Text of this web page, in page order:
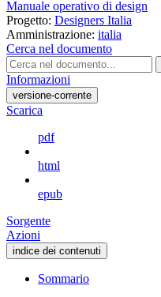
Manuale operativo di design
Progetto: Designers Italia
Amministrazione: italia
Cerca nel documento
Informazioni
versione-corrente
Scarica
pdf
html
epub
Sorgente
Azioni
indice dei contenuti
Sommario